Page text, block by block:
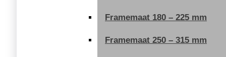
Framemaat 180 – 225 mm
Framemaat 250 – 315 mm